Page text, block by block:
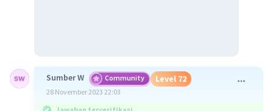
Sumber W Community Level 72
28 November 2023 22:03